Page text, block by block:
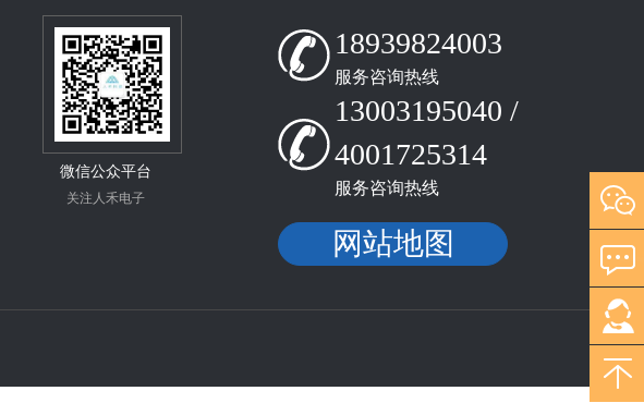
微信公众平台
关注人禾电子
18939824003
服务咨询热线
13003195040 /
4001725314
服务咨询热线
网站地图